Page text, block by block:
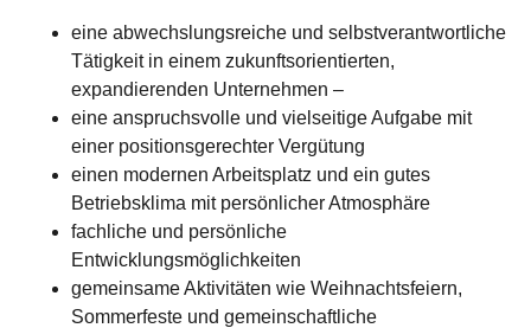
eine abwechslungsreiche und selbstverantwortliche
Tätigkeit in einem zukunftsorientierten,
expandierenden Unternehmen –
eine anspruchsvolle und vielseitige Aufgabe mit
einer positionsgerechter Vergütung
einen modernen Arbeitsplatz und ein gutes
Betriebsklima mit persönlicher Atmosphäre
fachliche und persönliche
Entwicklungsmöglichkeiten
gemeinsame Aktivitäten wie Weihnachtsfeiern,
Sommerfeste und gemeinschaftliche